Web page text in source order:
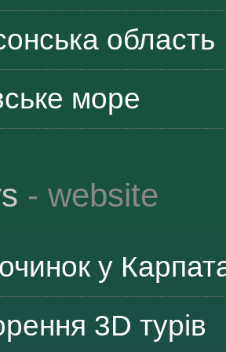
область
море
- website
у
3D турів